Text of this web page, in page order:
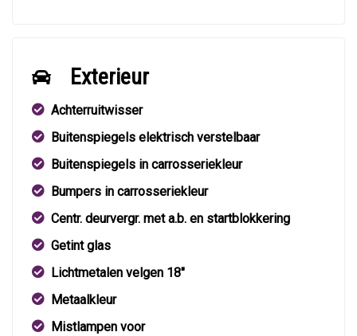
Exterieur
Achterruitwisser
Buitenspiegels elektrisch verstelbaar
Buitenspiegels in carrosseriekleur
Bumpers in carrosseriekleur
Centr. deurvergr. met a.b. en startblokkering
Getint glas
Lichtmetalen velgen 18"
Metaalkleur
Mistlampen voor